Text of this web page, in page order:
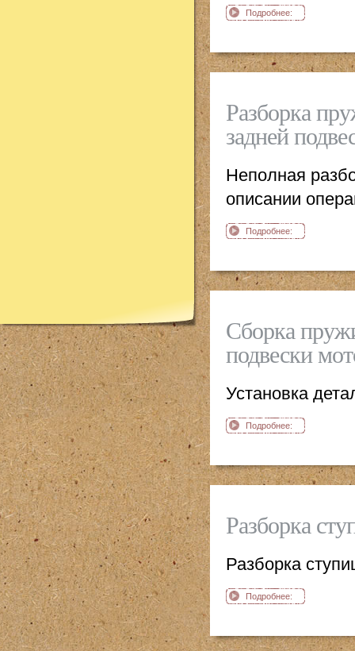
Подробнее:
мостики мотоцикл
Разборка
задней
Неполная
описании
Подробнее:
гидравлического
мотоцикл Ява
Сборка
подвески
Установка
Подробнее:
амортизатора
Разборка
Разборка
Подробнее:
Ява